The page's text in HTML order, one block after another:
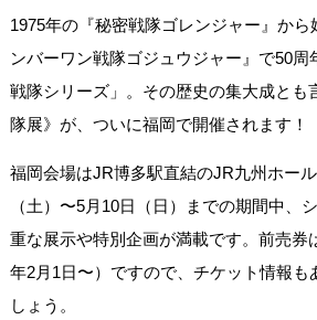
1975年の『秘密戦隊ゴレンジャー』から
ンバーワン戦隊ゴジュウジャー』で50周
戦隊シリーズ」。その歴史の集大成とも
隊展》が、ついに福岡で開催されます！
福岡会場はJR博多駅直結のJR九州ホー
（土）〜5月10日（日）までの期間中、
重な展示や特別企画が満載です。前売券
年2月1日〜）ですので、チケット情報も
しょう。